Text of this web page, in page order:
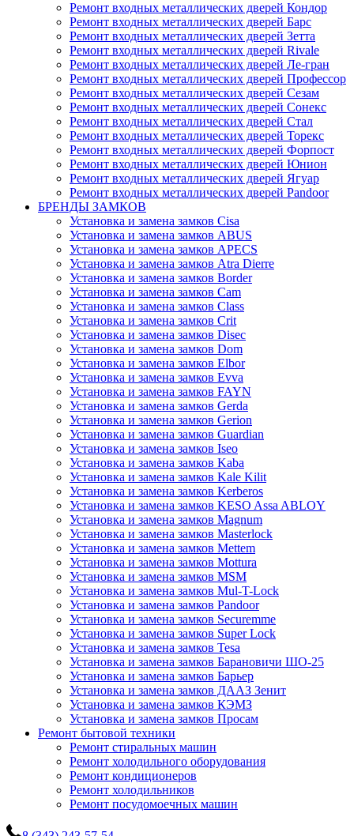
Ремонт входных металлических дверей Кондор
Ремонт входных металлических дверей Барс
Ремонт входных металлических дверей Зетта
Ремонт входных металлических дверей Rivale
Ремонт входных металлических дверей Ле-гран
Ремонт входных металлических дверей Профессор
Ремонт входных металлических дверей Сезам
Ремонт входных металлических дверей Сонекс
Ремонт входных металлических дверей Стал
Ремонт входных металлических дверей Торекс
Ремонт входных металлических дверей Форпост
Ремонт входных металлических дверей Юнион
Ремонт входных металлических дверей Ягуар
Ремонт входных металлических дверей Pandoor
БРЕНДЫ ЗАМКОВ
Установка и замена замков Cisa
Установка и замена замков ABUS
Установка и замена замков APECS
Установка и замена замков Atra Dierre
Установка и замена замков Border
Установка и замена замков Cam
Установка и замена замков Class
Установка и замена замков Crit
Установка и замена замков Disec
Установка и замена замков Dom
Установка и замена замков Elbor
Установка и замена замков Evva
Установка и замена замков FAYN
Установка и замена замков Gerda
Установка и замена замков Gerion
Установка и замена замков Guardian
Установка и замена замков Iseo
Установка и замена замков Kaba
Установка и замена замков Kale Kilit
Установка и замена замков Kerberos
Установка и замена замков KESO Assa ABLOY
Установка и замена замков Magnum
Установка и замена замков Masterlock
Установка и замена замков Mettem
Установка и замена замков Mottura
Установка и замена замков MSM
Установка и замена замков Mul-T-Lock
Установка и замена замков Pandoor
Установка и замена замков Securemme
Установка и замена замков Super Lock
Установка и замена замков Tesa
Установка и замена замков Барановичи ШО-25
Установка и замена замков Барьер
Установка и замена замков ДААЗ Зенит
Установка и замена замков КЭМЗ
Установка и замена замков Просам
Ремонт бытовой техники
Ремонт стиральных машин
Ремонт холодильного оборудования
Ремонт кондиционеров
Ремонт холодильников
Ремонт посудомоечных машин